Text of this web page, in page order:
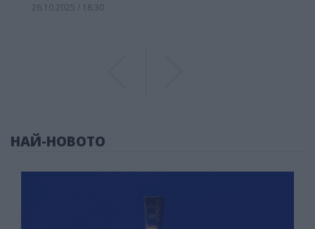
26.10.2025 / 18:30
НАЙ-НОВОТО